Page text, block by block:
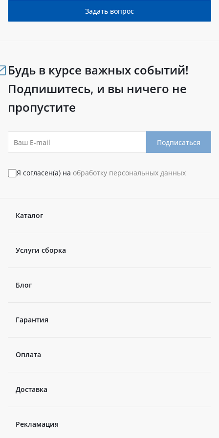
Задать вопрос
Будь в курсе важных событий!
Подпишитесь, и вы ничего не
пропустите
Подписаться
Я согласен(а) на обработку персональных данных
Каталог
Услуги сборка
Блог
Гарантия
Оплата
Доставка
Рекламация